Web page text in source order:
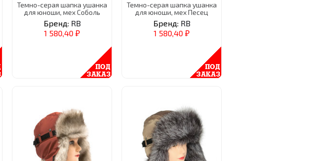
Темно-серая шапка ушанка
для юноши, мех Соболь
Бренд: RB
1 580,40 ₽
Темно-серая шапка ушанка
для юноши, мех Песец
Бренд: RB
1 580,40 ₽